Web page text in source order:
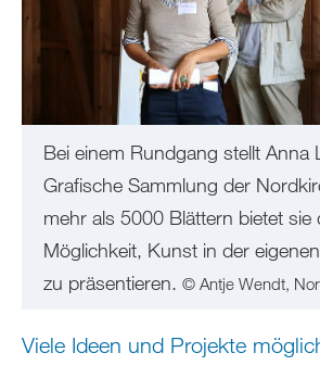
Bei einem Rundgang stellt Anna
Grafische Sammlung der
mehr als 5000 Blättern bietet sie
Möglichkeit, Kunst in der
zu präsentieren. © Antje Wendt,
Viele Ideen und Projekte